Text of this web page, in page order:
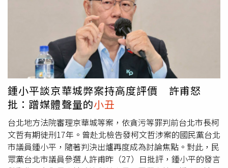
一下，都可能逗笑寶寶。多數發育正常的寶寶會在4個月左
右真正「笑出聲」，具體時間因人而異。Mireault教授指
出，初期讓嬰兒發笑的多半是從未聽過的聲音或從未體驗過
的觸感，例如突然的打噴嚏、公雞啼叫或搔癢等刺激。寶寶
也懂「好笑」嗎？研究揭：4個月大就具判斷力Mireault教
授進一步表示，「笑」是與他人建立聯繫的一種方式，用來
傳達「我信任你」、「我感到安全」、「我喜歡跟你一起」
等訊息。成人多數是明白某些事物好笑的原因在哪，才會開
懷大笑，嬰兒也是如此嗎？她表示，過去她與團隊的研究就
發現，4至5個月大的嬰兒，其實已經能分辨「正常」與「不
合常理」的事件，例如，大人把球放在鼻子上假裝小丑，嬰
兒也會覺得有趣。研究團隊預設寶寶會觀察父母的反應，看
到父母對著小丑笑，也跟著覺得好笑，但實驗發現即使父母
鍾小平談京華城弊案持高度評價 許甫怒
批：蹭媒體聲量的小丑
台北地方法院審理京華城等案，依貪污等罪判前台北市長柯
文哲有期徒刑17年。曾赴北檢告發柯文哲涉案的國民黨台北
市議員鍾小平，隨著判決出爐再度成為討論焦點。對此，民
眾黨台北市議員參選人許甫昨（27）日批評，鍾小平的發言